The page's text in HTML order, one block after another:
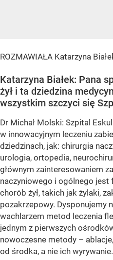
ROZMAWIAŁA Katarzyna
Katarzyna Białek: Pana
żył i ta dziedzina
wszystkim szczyci się
Dr Michał Molski: Szpital
w innowacyjnym leczeniu
dziedzinach, jak: chirurgia
urologia, ortopedia,
głównym zainteresowaniem
naczyniowego i ogólnego jest
chorób żył, takich jak żylaki,
pozakrzepowy. Dysponujemy
wachlarzem metod leczenia
jednym z pierwszych
nowoczesne metody –
od środka, a nie ich wyrywanie.